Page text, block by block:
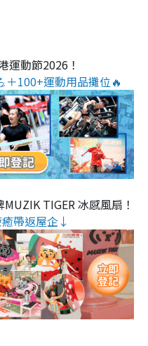
運動節2026！
100+運動用品攤位🔥
TIGER 冰感風扇！
帶返屋企↓